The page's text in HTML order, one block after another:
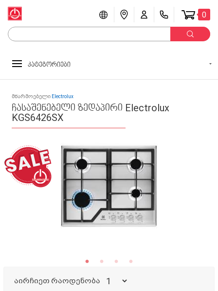
0
კატეგორიები
მწარმოებელი Electrolux
ჩასაშენებელი ზედაპირი Electrolux
KGS6426SX
აირჩიეთ რაოდენობა